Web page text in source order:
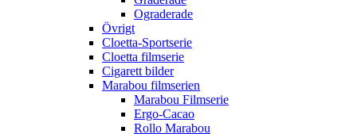
Ograderade
Övrigt
Cloetta-Sportserie
Cloetta filmserie
Cigarett bilder
Marabou filmserien
Marabou Filmserie
Ergo-Cacao
Rollo Marabou